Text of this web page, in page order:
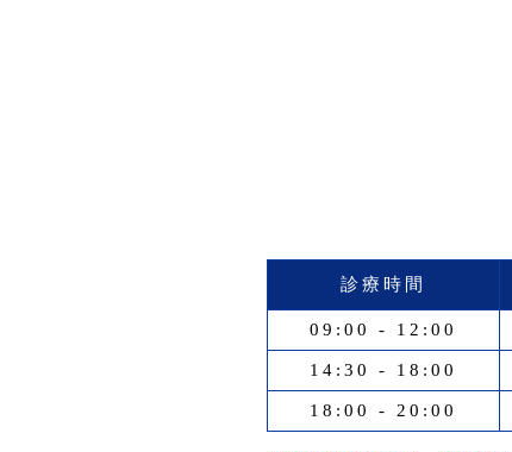
診療時間
09:00 - 12:00
14:30 - 18:00
18:00 - 20:00